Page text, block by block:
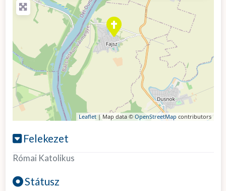
Leaflet| Map data © OpenStreetMap contributors
Felekezet
Római Katolikus
Státusz